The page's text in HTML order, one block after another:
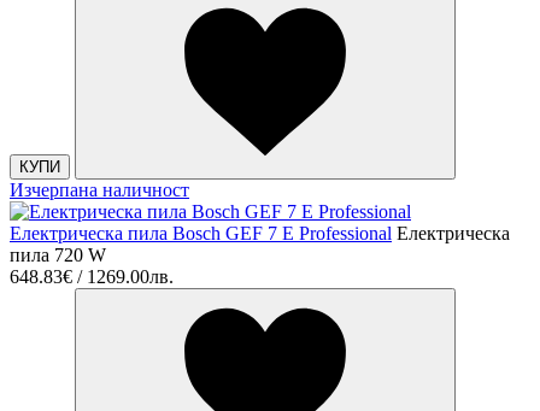
КУПИ
Изчерпана наличност
Електрическа пила Bosch GEF 7 E Professional Електрическа
пила 720 W
648.83€ / 1269.00лв.